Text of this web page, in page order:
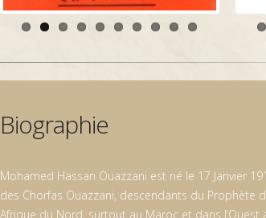
Biographie
Mohamed Hassan Ouazzani est né le 17 Janvier
des Chorfas Ouazzani, descendants du Prophète
Afrique du Nord, surtout au Maroc et dans l’Ouest